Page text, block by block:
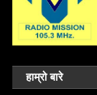
हाम्रो बारे